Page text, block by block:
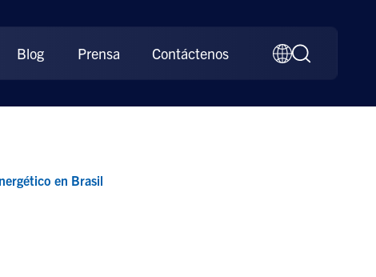
Blog Prensa Contáctenos
en Brasil